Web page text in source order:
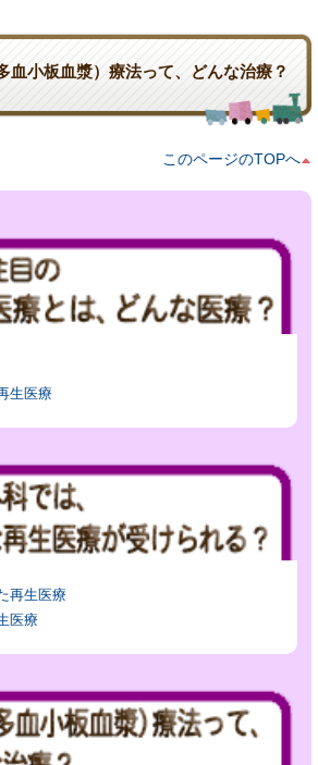
生医療
再生医療
医療
血小板血漿）療法って、どんな治療？
このページのTOPへ